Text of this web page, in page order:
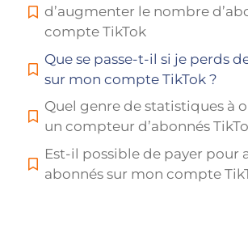
d’augmenter le nombre
compte TikTok
Que se passe-t-il si je perds
sur mon compte TikTok ?
Quel genre de statistiques à
un compteur d’abonnés
Est-il possible de payer pour
abonnés sur mon compte